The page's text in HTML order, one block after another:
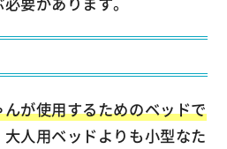
んが使用するためのベッドで
人用ベッドよりも小型なた